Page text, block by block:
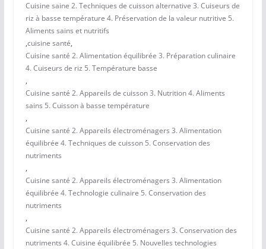
Cuisine saine 2. Techniques de cuisson alternative 3. Cuiseurs de
riz à basse température 4. Préservation de la valeur nutritive 5.
Aliments sains et nutritifs
,cuisine santé,
Cuisine santé 2. Alimentation équilibrée 3. Préparation culinaire
4. Cuiseurs de riz 5. Température basse
,
Cuisine santé 2. Appareils de cuisson 3. Nutrition 4. Aliments
sains 5. Cuisson à basse température
,
Cuisine santé 2. Appareils électroménagers 3. Alimentation
équilibrée 4. Techniques de cuisson 5. Conservation des
nutriments
,
Cuisine santé 2. Appareils électroménagers 3. Alimentation
équilibrée 4. Technologie culinaire 5. Conservation des
nutriments
,
Cuisine santé 2. Appareils électroménagers 3. Conservation des
nutriments 4. Cuisine équilibrée 5. Nouvelles technologies